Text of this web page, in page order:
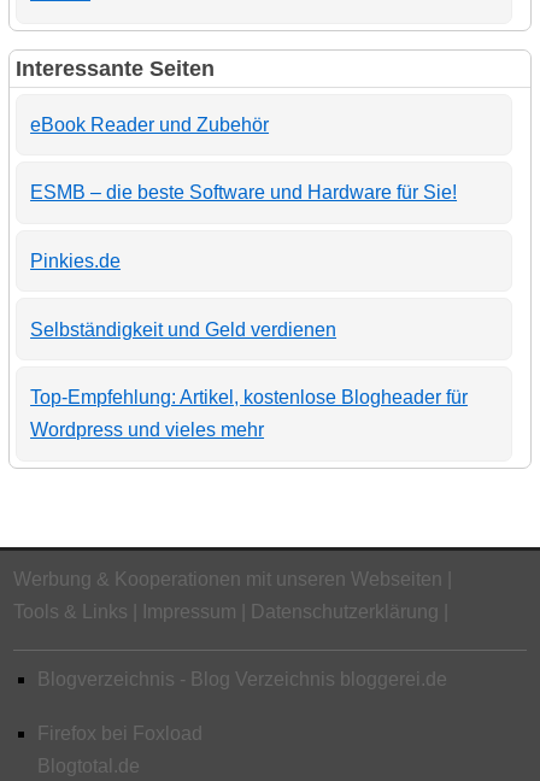
Interessante Seiten
eBook Reader und Zubehör
ESMB – die beste Software und Hardware für Sie!
Pinkies.de
Selbständigkeit und Geld verdienen
Top-Empfehlung: Artikel, kostenlose Blogheader für
Wordpress und vieles mehr
Werbung & Kooperationen mit unseren Webseiten
Tools & Links
Impressum Datenschutzerklärung
Blogverzeichnis - Blog Verzeichnis bloggerei.de
Firefox bei Foxload
Blogtotal.de